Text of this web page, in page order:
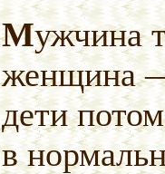
Мужчина теряет голову,
женщина
дети
в